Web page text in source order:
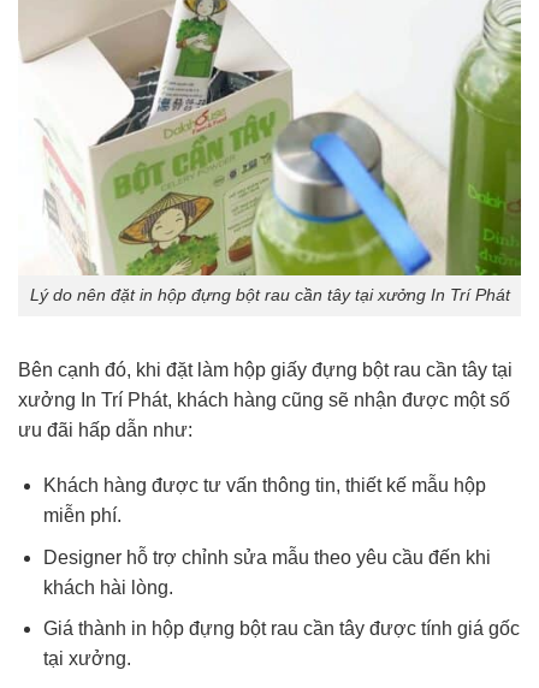
Lý do nên đặt in hộp đựng bột rau cần tây tại xưởng In Trí Phát
Bên cạnh đó, khi đặt làm hộp giấy đựng bột rau cần tây tại
xưởng In Trí Phát, khách hàng cũng sẽ nhận được một số
ưu đãi hấp dẫn như:
Khách hàng được tư vấn thông tin, thiết kế mẫu hộp
miễn phí.
Designer hỗ trợ chỉnh sửa mẫu theo yêu cầu đến khi
khách hài lòng.
Giá thành in hộp đựng bột rau cần tây được tính giá gốc
tại xưởng.